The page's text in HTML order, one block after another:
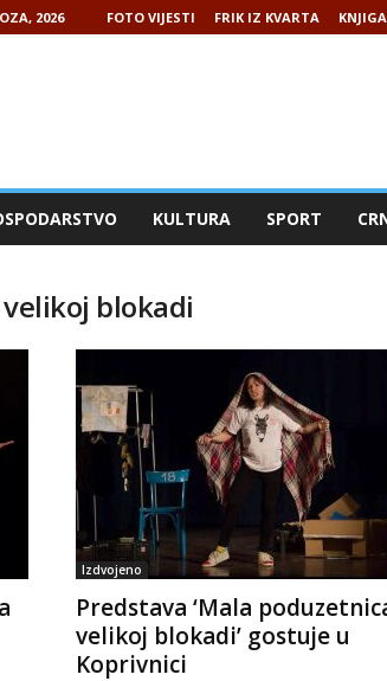
2026 FOTO VIJESTI FRIK IZ KVARTA
KULTURA SPORT
blokadi
Izdvojeno
Predstava ‘Mala
velikoj blokadi’ gostuje u
Koprivnici